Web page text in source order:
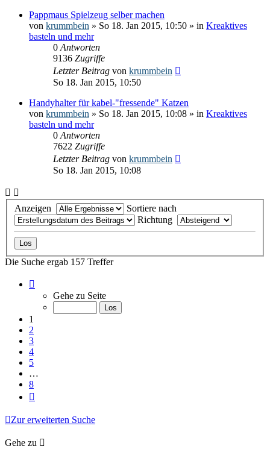
Pappmaus Spielzeug selber machen
von krummbein » So 18. Jan 2015, 10:50 » in Kreaktives
basteln und mehr
0 Antworten
9136 Zugriffe
Letzter Beitrag von krummbein
So 18. Jan 2015, 10:50
Handyhalter für kabel-"fressende" Katzen
von krummbein » So 18. Jan 2015, 10:08 » in Kreaktives
basteln und mehr
0 Antworten
7622 Zugriffe
Letzter Beitrag von krummbein
So 18. Jan 2015, 10:08
Anzeigen
Sortiere nach
Richtung
Die Suche ergab 157 Treffer
von
Gehe zu Seite
1
2
3
4
5
…
8
Zur erweiterten Suche
Gehe zu